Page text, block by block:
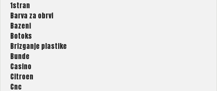
1stran
Barva za obrvi
Bazeni
Botoks
Brizganje plastike
Bunde
Casino
Citroen
Cnc